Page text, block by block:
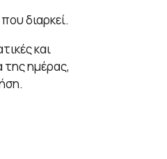
διαρκεί.
και
της ημέρας,